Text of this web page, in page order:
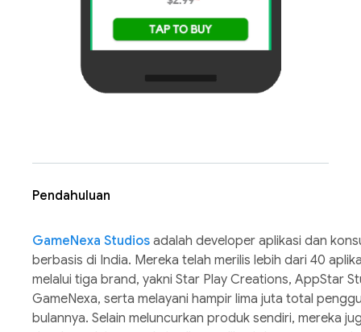
Pendahuluan
GameNexa Studios adalah developer aplikasi dan
berbasis di India. Mereka telah merilis lebih dari 40
melalui tiga brand, yakni Star Play Creations, AppStar
GameNexa, serta melayani hampir lima juta total
bulannya. Selain meluncurkan produk sendiri, mereka